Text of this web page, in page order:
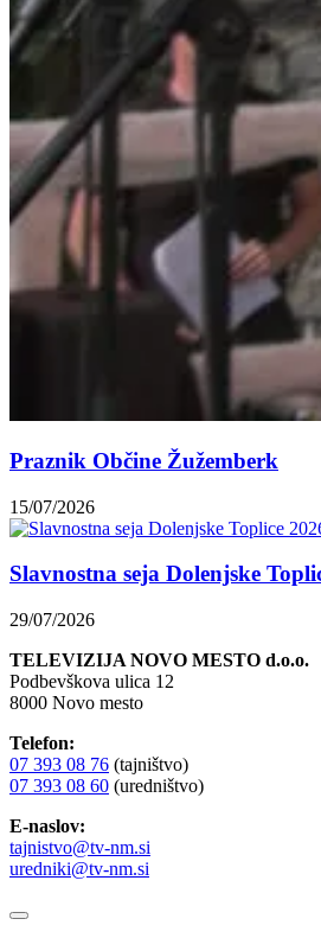
Praznik Občine Žužemberk
15/07/2026
Slavnostna seja Dolenjske
29/07/2026
TELEVIZIJA NOVO MESTO d.o.o.
Podbevškova ulica 12
8000 Novo mesto
Telefon:
07 393 08 76 (tajništvo)
07 393 08 60 (uredništvo)
E-naslov:
tajnistvo@tv-nm.si
uredniki@tv-nm.si